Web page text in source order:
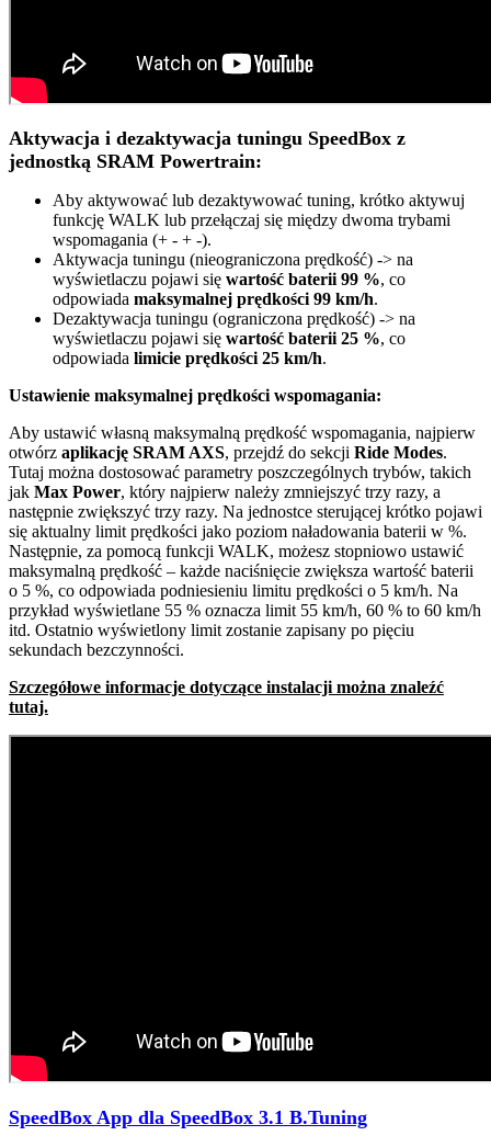
Aktywacja i dezaktywacja tuningu SpeedBox z
jednostką SRAM Powertrain:
Aby aktywować lub dezaktywować tuning, krótko aktywuj
funkcję WALK lub przełączaj się między dwoma trybami
wspomagania (+ - + -).
Aktywacja tuningu (nieograniczona prędkość) -> na
wyświetlaczu pojawi się wartość baterii 99 %, co
odpowiada maksymalnej prędkości 99 km/h.
Dezaktywacja tuningu (ograniczona prędkość) -> na
wyświetlaczu pojawi się wartość baterii 25 %, co
odpowiada limicie prędkości 25 km/h.
Ustawienie maksymalnej prędkości wspomagania:
Aby ustawić własną maksymalną prędkość wspomagania, najpierw
otwórz aplikację SRAM AXS, przejdź do sekcji Ride Modes.
Tutaj można dostosować parametry poszczególnych trybów, takich
jak Max Power, który najpierw należy zmniejszyć trzy razy, a
następnie zwiększyć trzy razy. Na jednostce sterującej krótko pojawi
się aktualny limit prędkości jako poziom naładowania baterii w %.
Następnie, za pomocą funkcji WALK, możesz stopniowo ustawić
maksymalną prędkość – każde naciśnięcie zwiększa wartość baterii
o 5 %, co odpowiada podniesieniu limitu prędkości o 5 km/h. Na
przykład wyświetlane 55 % oznacza limit 55 km/h, 60 % to 60 km/h
itd. Ostatnio wyświetlony limit zostanie zapisany po pięciu
sekundach bezczynności.
Szczegółowe informacje dotyczące instalacji można znaleźć
tutaj.
SpeedBox App dla SpeedBox 3.1 B.Tuning